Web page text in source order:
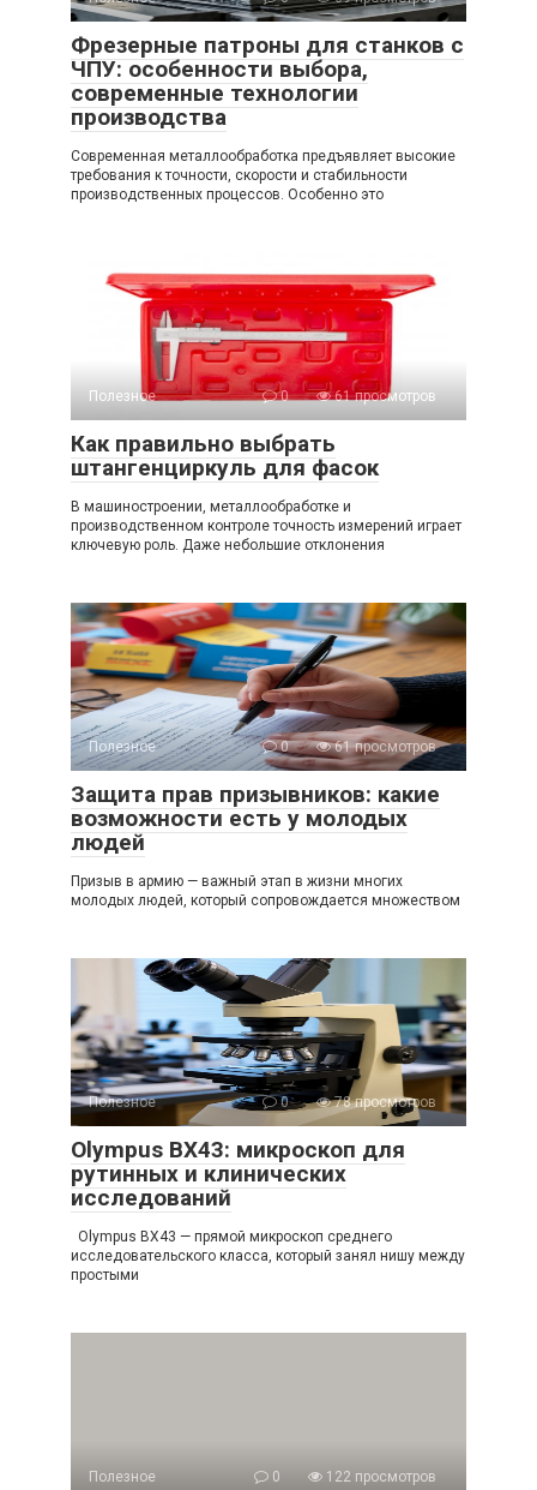
Фрезерные патроны для станков с
ЧПУ: особенности выбора,
современные технологии
производства
Современная металлообработка предъявляет высокие
требования к точности, скорости и стабильности
производственных процессов. Особенно это
Полезное 0 61 просмотров
Как правильно выбрать
штангенциркуль для фасок
В машиностроении, металлообработке и
производственном контроле точность измерений играет
ключевую роль. Даже небольшие отклонения
Полезное 0 61 просмотров
Защита прав призывников: какие
возможности есть у молодых
людей
Призыв в армию — важный этап в жизни многих
молодых людей, который сопровождается множеством
Полезное 0 78 просмотров
Olympus BX43: микроскоп для
рутинных и клинических
исследований
Olympus BX43 — прямой микроскоп среднего
исследовательского класса, который занял нишу между
простыми
Полезное 0 122 просмотров